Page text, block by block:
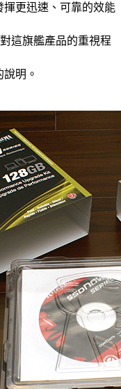
更迅速、可靠的效能
這旗艦產品的重視程
明。